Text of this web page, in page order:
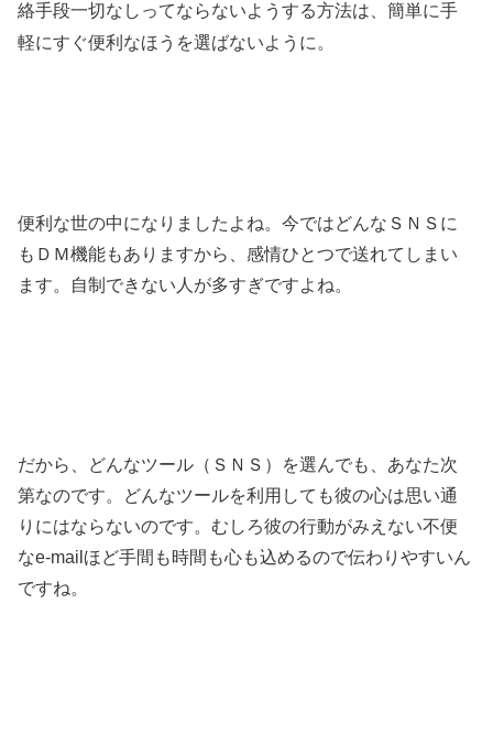
絡手段一切なしってならないようする方法は、簡単に手
軽にすぐ便利なほうを選ばないように。
便利な世の中になりましたよね。今ではどんなＳＮＳに
もＤＭ機能もありますから、感情ひとつで送れてしまい
ます。自制できない人が多すぎですよね。
だから、どんなツール（ＳＮＳ）を選んでも、あなた次
第なのです。どんなツールを利用しても彼の心は思い通
りにはならないのです。むしろ彼の行動がみえない不便
なe-mailほど手間も時間も心も込めるので伝わりやすいん
ですね。